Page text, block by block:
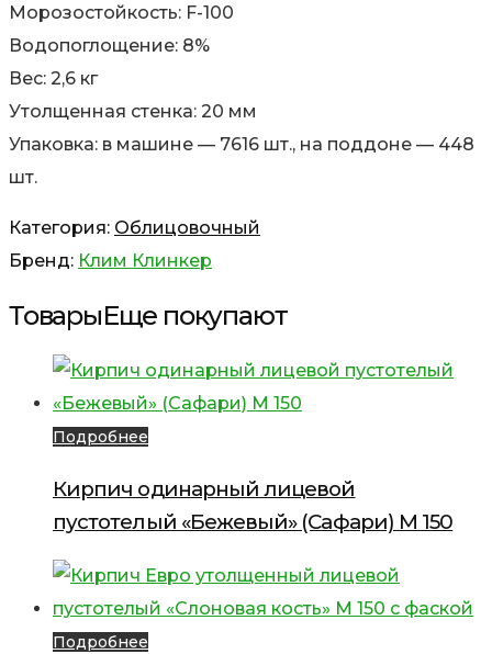
Морозостойкость: F-100
Водопоглощение: 8%
Вес: 2,6 кг
Утолщенная стенка: 20 мм
Упаковка: в машине — 7616 шт., на поддоне — 448
шт.
Категория: Облицовочный
Бренд: Клим Клинкер
ТоварыЕще покупают
Подробнее
Кирпич одинарный лицевой
пустотелый «Бежевый» (Сафари) М 150
Подробнее